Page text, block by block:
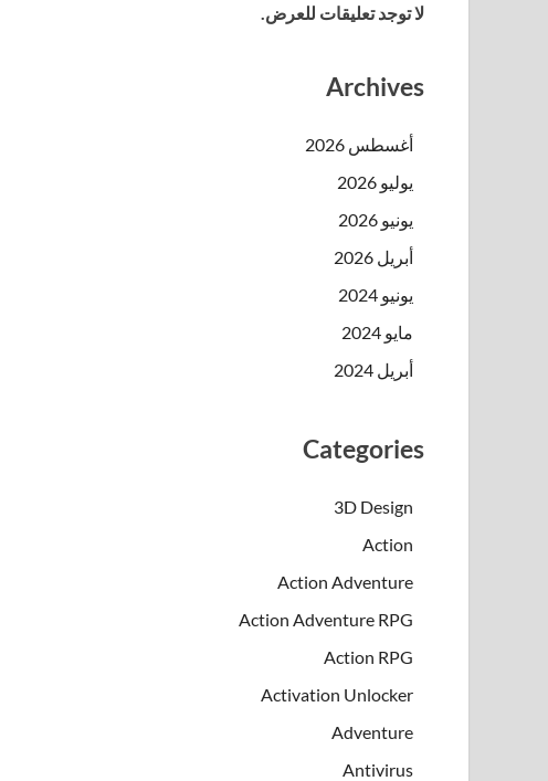
لا توجد تعليقات للعرض.
Archives
أغسطس 2026
يوليو 2026
يونيو 2026
أبريل 2026
يونيو 2024
مايو 2024
أبريل 2024
Categories
3D Design
Action
Action Adventure
Action Adventure RPG
Action RPG
Activation Unlocker
Adventure
Antivirus